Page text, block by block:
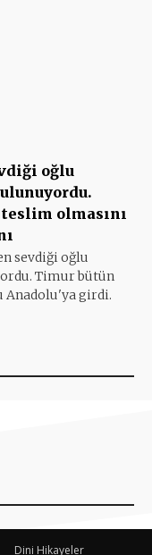
oğlu
teslim olmasını
sevdiği oğlu
Timur bütün
Anadolu'ya girdi.
Dini Hikayeler